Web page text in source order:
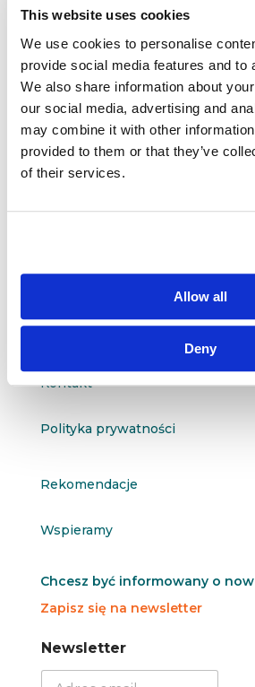
This website uses cookies
We use cookies to personalise
provide social media features and to
We also share information about
our social media, advertising and
may combine it with other
provided to them or that they’ve
of their services.
Allow all
Deny
Dane kontaktowe

questus
91-811 Łódź
 questus@questus.pl
Kontakt
Polityka prywatności
Rekomendacje
Wspieramy
Chcesz być informowany o
Zapisz się na newsletter
N
N
Newsletter